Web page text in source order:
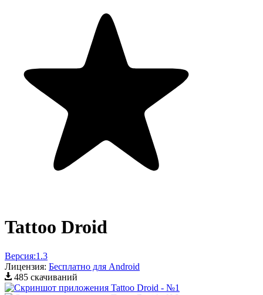
Tattoo Droid
Версия:1.3
Лицензия: Бесплатно для Android
485 скачиваний